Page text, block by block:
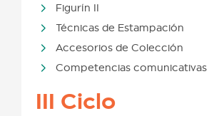
Figurín II
Técnicas de Estampación
Accesorios de Colección
Competencias comunicativas
III Ciclo